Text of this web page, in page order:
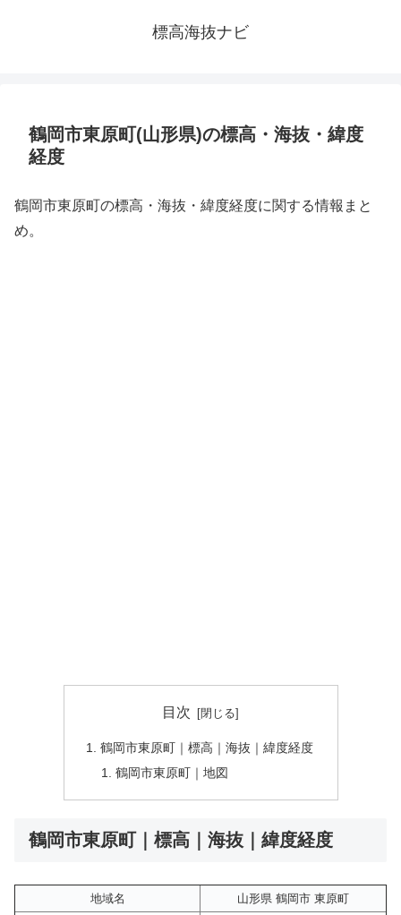
標高海抜ナビ
鶴岡市東原町(山形県)の標高・海抜・緯度
経度
鶴岡市東原町の標高・海抜・緯度経度に関する情報まと
め。
目次
鶴岡市東原町｜標高｜海抜｜緯度経度
鶴岡市東原町｜地図
鶴岡市東原町｜標高｜海抜｜緯度経度
地域名
山形県 鶴岡市 東原町